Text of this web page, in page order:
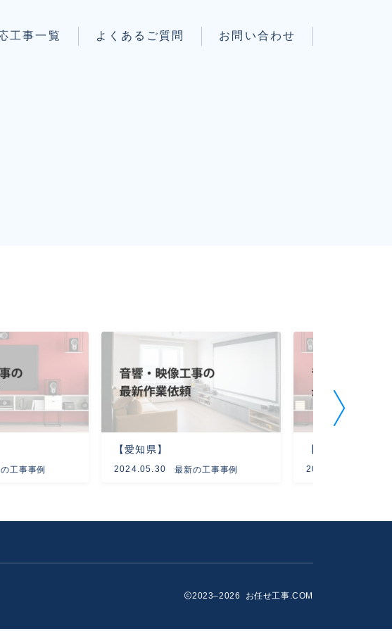
工事一覧 よくあるご質問 お問い合わせ
工事事例
【愛知県】
2024.05.30 最新の工事事例 2024.02.16
2023–2026 お任せ工事.COM